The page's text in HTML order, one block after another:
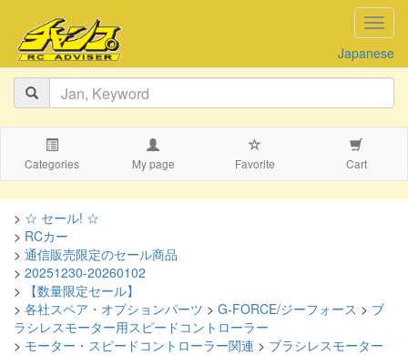
Japanese
Categories My page Favorite Cart
> ☆ セール! ☆
> RCカー
> 通信販売限定のセール商品
> 20251230-20260102
>
【数量限定セール】
> 各社スペア・オプションパーツ > G-FORCE/ジーフォース > ブ
ラシレスモーター用スピードコントローラー
> モーター・スピードコントローラー関連 > ブラシレスモーター